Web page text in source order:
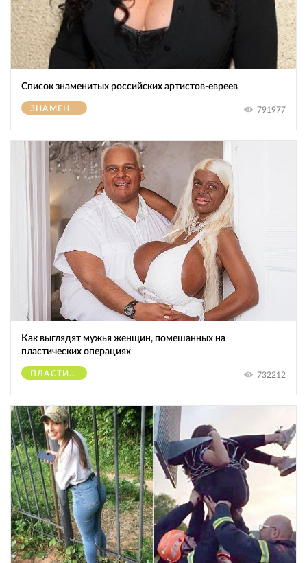
Список знаменитых российских артистов-евреев
ЗНАМЕНИТОСТИ 791977
Как выглядят мужья женщин, помешанных на
пластических операциях
ПЛАСТИЧЕСКИЕ ОПЕРАЦИИ 732212